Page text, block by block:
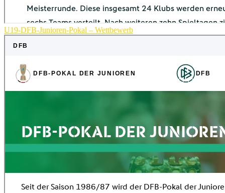
U19-DFB-Junioren-Pokal – Wettbewerb